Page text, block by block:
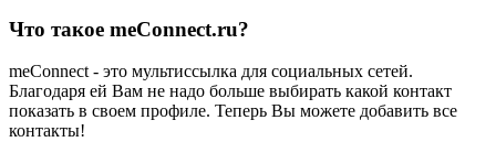
Что такое meConnect.ru?
meConnect - это мультиссылка для социальных сетей.
Благодаря ей Вам не надо больше выбирать какой контакт
показать в своем профиле. Теперь Вы можете добавить все
контакты!